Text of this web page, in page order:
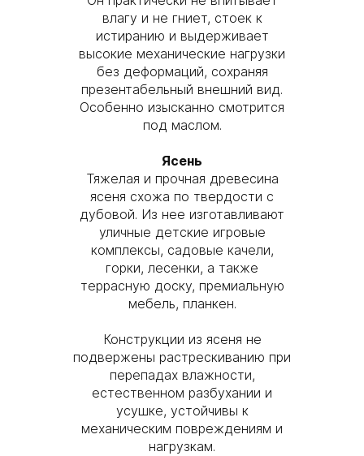
влагу и не гниет, стоек к
истиранию и выдерживает
высокие механические нагрузки
без деформаций, сохраняя
презентабельный внешний вид.
Особенно изысканно смотрится
под маслом.
Ясень
Тяжелая и прочная древесина
ясеня схожа по твердости с
дубовой. Из нее изготавливают
уличные детские игровые
комплексы, садовые качели,
горки, лесенки, а также
террасную доску, премиальную
мебель, планкен.
Конструкции из ясеня не
подвержены растрескиванию при
перепадах влажности,
естественном разбухании и
усушке, устойчивы к
механическим повреждениям и
нагрузкам.